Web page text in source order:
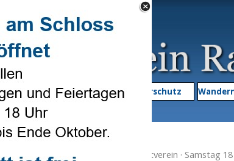
▼
Menü
▼Genealogie ▼ Naturschutz
Alt-Raesfeld
von Karl-Heinz Tünte Heimatverein · Samstag